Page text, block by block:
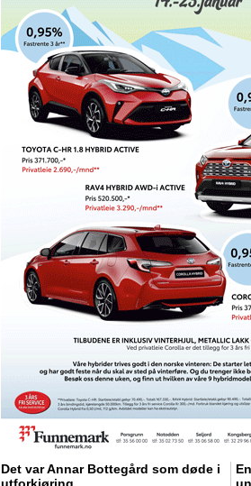
Det var Annar Bottegård som døde i